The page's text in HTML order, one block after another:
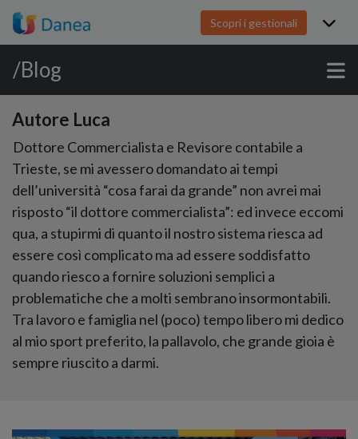
Scopri i gestionali
/Blog
Autore Luca
Dottore Commercialista e Revisore contabile a
Trieste, se mi avessero domandato ai tempi
dell’università “cosa farai da grande” non avrei mai
risposto “il dottore commercialista”: ed invece eccomi
qua, a stupirmi di quanto il nostro sistema riesca ad
essere così complicato ma ad essere soddisfatto
quando riesco a fornire soluzioni semplici a
problematiche che a molti sembrano insormontabili.
Tra lavoro e famiglia nel (poco) tempo libero mi dedico
al mio sport preferito, la pallavolo, che grande gioia è
sempre riuscito a darmi.